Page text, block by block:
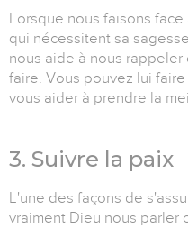
Lorsque nous faisons
qui nécessitent sa
nous aide à nous
faire. Vous pouvez lui
vous aider à prendre la
3. Suivre la paix
L'une des façons de
vraiment Dieu nous parler